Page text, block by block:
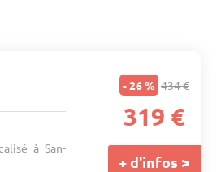
à San-
- 26 % 434 €
319 €
+ d'infos >